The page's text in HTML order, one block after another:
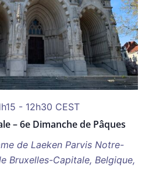
– 6e Dimanche de Pâques
- 12h30 CEST
de Laeken Parvis Notre-
Bruxelles-Capitale, Belgique,